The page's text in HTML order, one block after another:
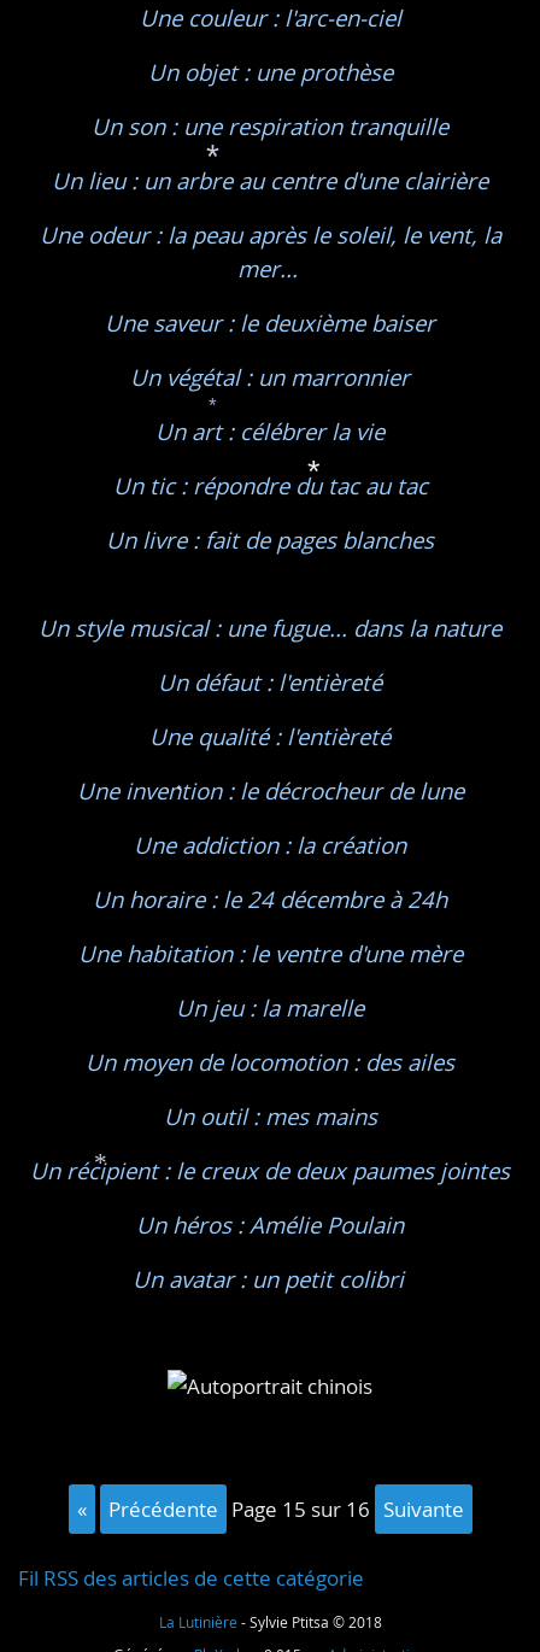
*
*
Une couleur : l'arc-en-ciel
Un objet : une prothèse
Un son : une respiration tranquille
Un lieu : un arbre au centre d'une clairière
Une odeur : la peau après le soleil, le vent, la
mer...
Une saveur : le deuxième baiser
Un végétal : un marronnier
Un art : célébrer la vie
Un tic : répondre du tac au tac
Un livre : fait de pages blanches
Un style musical : une fugue... dans la nature
Un défaut : l'entièreté
Une qualité : l'entièreté
Une invention : le décrocheur de lune
Une addiction : la création
Un horaire : le 24 décembre à 24h
Une habitation : le ventre d'une mère
Un jeu : la marelle
Un moyen de locomotion : des ailes
Un outil : mes mains
Un récipient : le creux de deux paumes jointes
Un héros : Amélie Poulain
Un avatar : un petit colibri
« précédente page 15 sur 16 suivante
Fil RSS des articles de cette catégorie
La Lutinière - Sylvie Ptitsa © 2018